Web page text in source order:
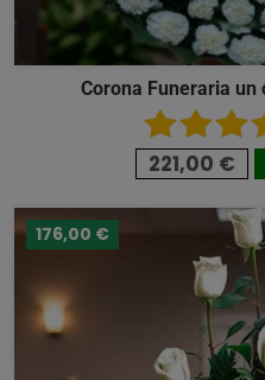
Corona Funeraria un
221,00 €
176,00 €